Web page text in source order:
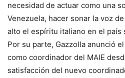
necesidad de actuar como una
Venezuela, hacer sonar la voz
alto el espíritu italiano en el país
Por su parte, Gazzolla anunció
como coordinador del MAIE
satisfacción del nuevo